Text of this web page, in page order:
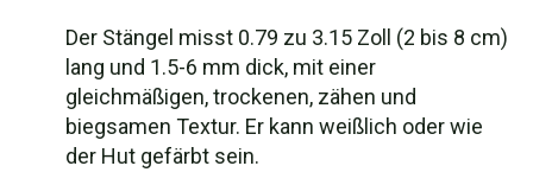
Der Stängel misst 0.79 zu 3.15 Zoll (2 bis 8 cm)
lang und 1.5-6 mm dick, mit einer
gleichmäßigen, trockenen, zähen und
biegsamen Textur. Er kann weißlich oder wie
der Hut gefärbt sein.